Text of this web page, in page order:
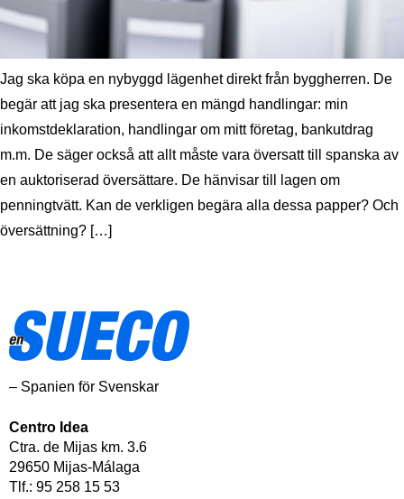
Jag ska köpa en nybyggd lägenhet direkt från byggherren. De
begär att jag ska presentera en mängd handlingar: min
inkomstdeklaration, handlingar om mitt företag, bankutdrag
m.m. De säger också att allt måste vara översatt till spanska av
en auktoriserad översättare. De hänvisar till lagen om
penningtvätt. Kan de verkligen begära alla dessa papper? Och
översättning? […]
– Spanien för Svenskar
Centro Idea
Ctra. de Mijas km. 3.6
29650 Mijas-Málaga
Tlf.: 95 258 15 53